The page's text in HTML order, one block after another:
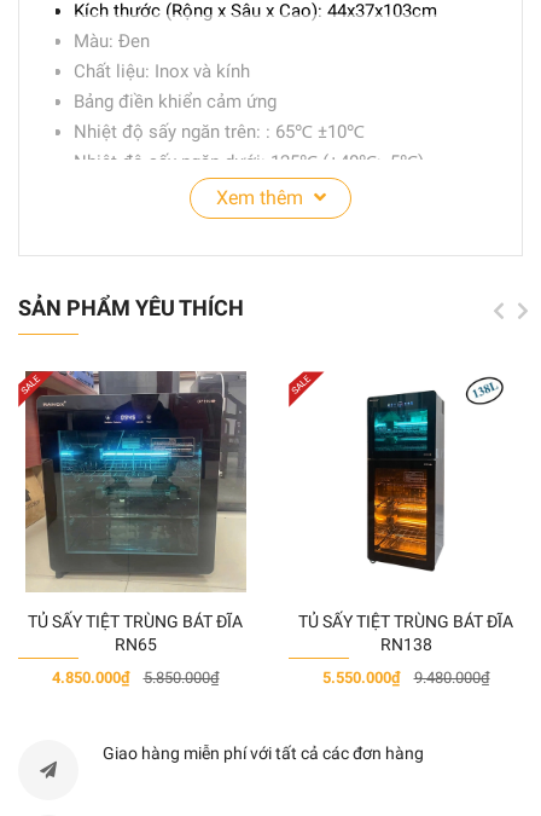
Kích thước (Rộng x Sâu x Cao): 44x37x103cm
Màu: Đen
Chất liệu: Inox và kính
Bảng điền khiển cảm ứng
Nhiệt độ sấy ngăn trên: : 65℃ ±10℃
Nhiệt độ sấy ngăn dưới: 125℃ (+40℃; -5℃)
Công suất: 715W
Công suất ngăn trên 115W
Công suất ngăn dưới 600W
(Lưu ý: Giá chưa bao gồm thuế VAT 10%)
ĐẶC ĐIỂM - CHI TIẾT
Tủ sấy tiệt trùng bát đĩa thương hiệu Ranox, ứng dụng
công nghệ tiệt trùng tiến tiến giúp sấy khô, diệt 99,9%
vi khuẩn bảo vệ sức khỏe toàn diện cho cả nhà. Màn
hình màu HD độ phân giải cao tích hợp nhiều chức
năng hiện đại.
- Tiệt trùng trái cây và rau quả: phân hủy chất độc hại
như thuốc trừ sâu; diệt vi khuẩn bảo vệ sức khỏe và
giảm nguy cơ lây nhiễm bệnh
Xem thêm
SẢN PHẨM YÊU THÍCH
TỦ SẤY TIỆT TRÙNG BÁT ĐĨA
RN65
4.850.000₫ 5.850.000₫
TỦ SẤY TIỆT TRÙNG BÁT ĐĨA
RN138
5.550.000₫ 9.480.000₫
Giao hàng miễn phí với tất cả các đơn hàng